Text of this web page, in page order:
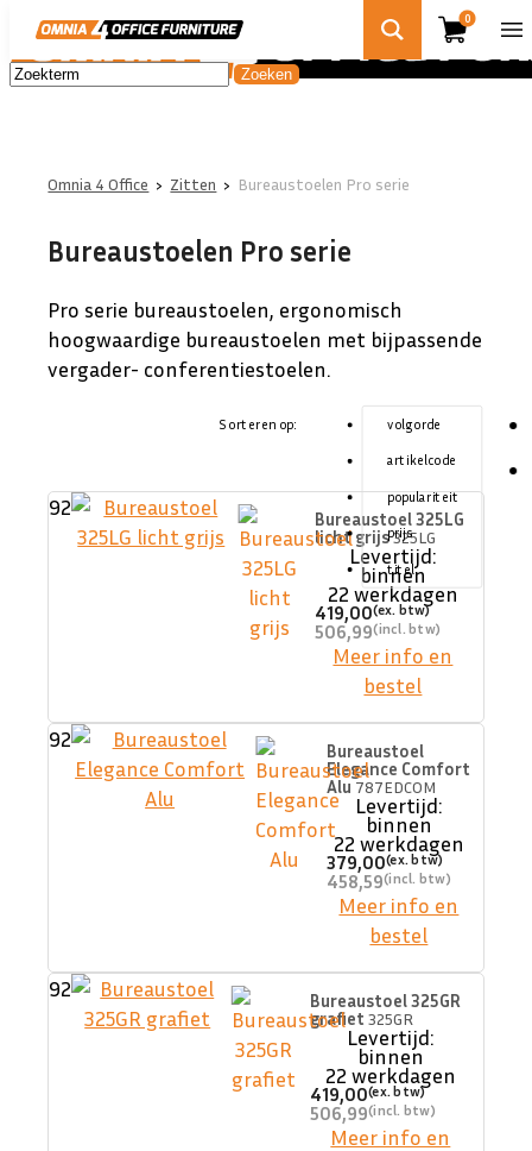
0
Omnia 4 Office › Zitten › Bureaustoelen Pro serie
Bureaustoelen Pro serie
Pro serie bureaustoelen, ergonomisch
hoogwaardige bureaustoelen met bijpassende
vergader- conferentiestoelen.
Sorteren op: volgorde
artikelcode
populariteit
prijs
titel
92
Bureaustoel 325LG
licht grijs325LG
Levertijd:
binnen
22 werkdagen
419,00
506,99
Meer info en
bestel
92
Bureaustoel
Elegance Comfort
Alu787EDCOM
Levertijd:
binnen
22 werkdagen
379,00
458,59
Meer info en
bestel
92
Bureaustoel 325GR
grafiet325GR
Levertijd:
binnen
22 werkdagen
419,00
506,99
Meer info en